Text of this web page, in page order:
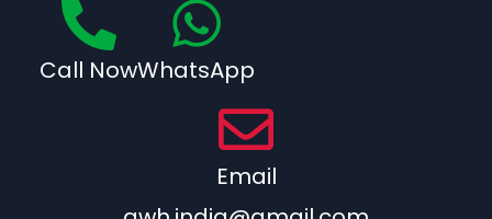
Call NowWhatsApp
Email